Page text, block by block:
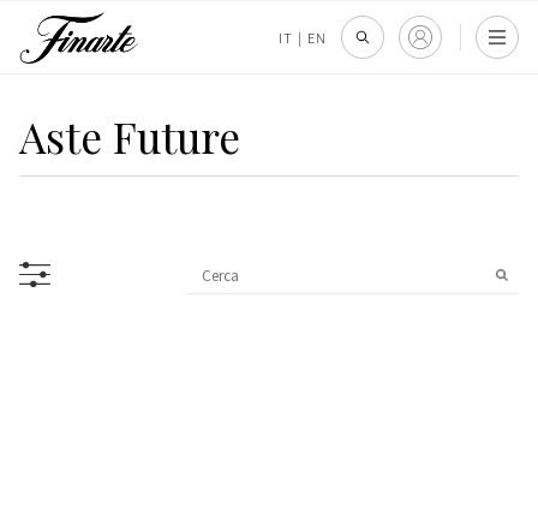
IT | EN
Aste Future